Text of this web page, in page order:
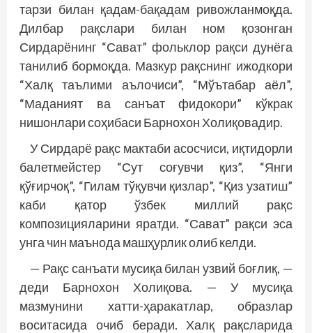
тарзи билан қадам-бақадам ривожланмоқда.
Дилбар рақслари билан ном қозонган
Сирдарёнинг “Сават” фольклор рақси дунёга
танилиб бормоқда. Мазкур рақснинг ижодкори
“Халқ таълими аълочиси”, “Мўътабар аёл”,
“Маданият ва санъат фидокори” кўкрак
нишонлари соҳибаси Барнохон Холиқовадир.
У Сирдарё рақс мактаби асосчиси, иқтидорли
балетмейстер “Сут соғувчи қиз”, “Янги
қўғирчоқ”, “Гилам тўқувчи қизлар”, “Қиз узатиш”
каби қатор ўзбек миллий рақс
композицияларини яратди. “Сават” рақси эса
унга чин маънода машҳурлик олиб келди.
— Рақс санъати мусиқа билан узвий боғлиқ, —
деди Барнохон Холиқова. — У мусиқа
мазмунини хатти-ҳаракатлар, образлар
воситасида очиб беради. Халқ рақсларида